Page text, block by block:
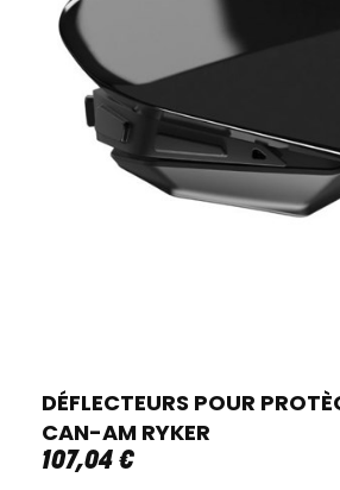
DÉFLECTEURS POUR
CAN-AM RYKER
107,04 €